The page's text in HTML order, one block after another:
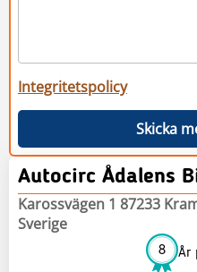
Integritetspolicy
Skicka
Autocirc Ådalens
Karossvägen 1 87233
Sverige
8 År